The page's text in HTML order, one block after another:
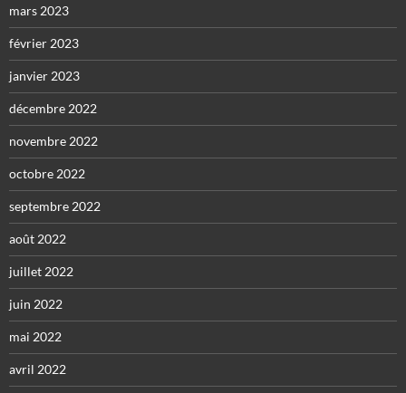
mars 2023
février 2023
janvier 2023
décembre 2022
novembre 2022
octobre 2022
septembre 2022
août 2022
juillet 2022
juin 2022
mai 2022
avril 2022